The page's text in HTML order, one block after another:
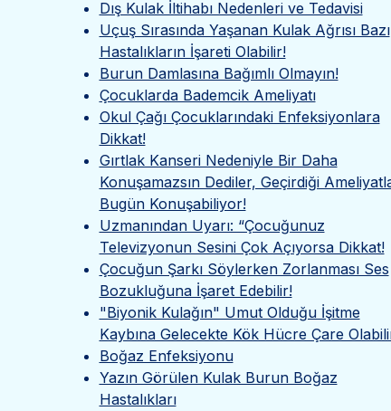
Dış Kulak İltihabı Nedenleri ve Tedavisi
Uçuş Sırasında Yaşanan Kulak Ağrısı Bazı
Hastalıkların İşareti Olabilir!
Burun Damlasına Bağımlı Olmayın!
Çocuklarda Bademcik Ameliyatı
Okul Çağı Çocuklarındaki Enfeksiyonlara
Dikkat!
Gırtlak Kanseri Nedeniyle Bir Daha
Konuşamazsın Dediler, Geçirdiği
Bugün Konuşabiliyor!
Uzmanından Uyarı: “Çocuğunuz
Televizyonun Sesini Çok Açıyorsa Dikkat!
Çocuğun Şarkı Söylerken Zorlanması Ses
Bozukluğuna İşaret Edebilir!
"Biyonik Kulağın" Umut Olduğu İşitme
Kaybına Gelecekte Kök Hücre Çare
Boğaz Enfeksiyonu
Yazın Görülen Kulak Burun Boğaz
Hastalıkları